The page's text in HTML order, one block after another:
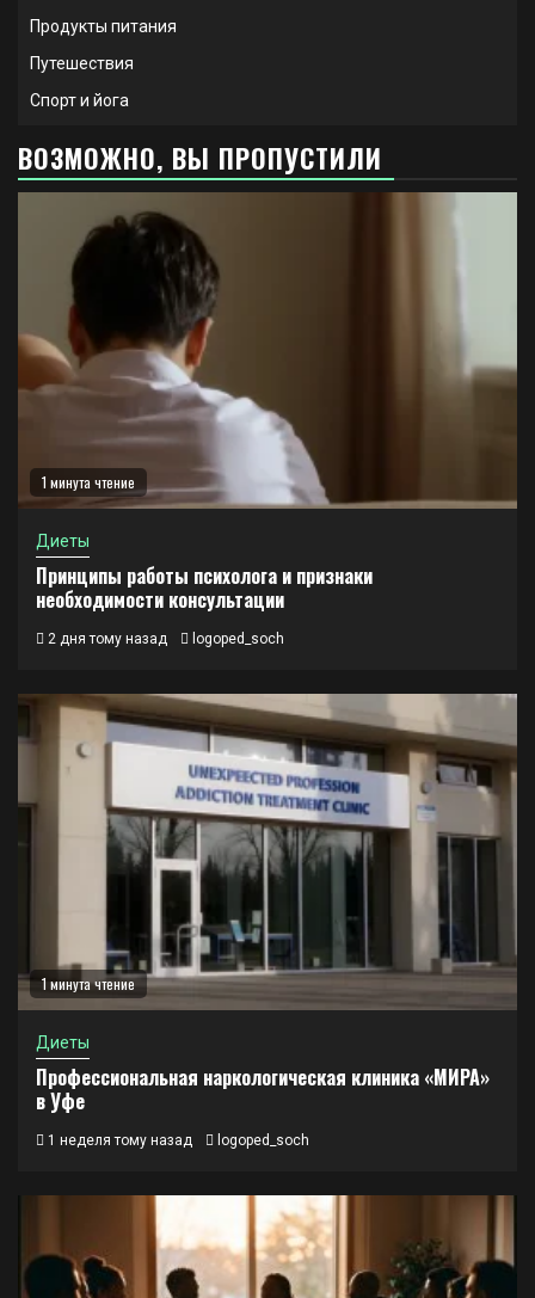
Продукты питания
Путешествия
Спорт и йога
ВОЗМОЖНО, ВЫ ПРОПУСТИЛИ
1 минута чтение
Диеты
Принципы работы психолога и признаки
необходимости консультации
2 дня тому назад logoped_soch
1 минута чтение
Диеты
Профессиональная наркологическая клиника «МИРА»
в Уфе
1 неделя тому назад logoped_soch